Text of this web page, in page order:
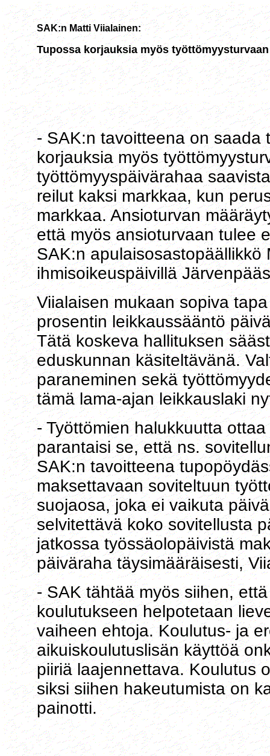
SAK:n Matti Viialainen:
Tupossa korjauksia myös työttömyysturvaan
- SAK:n tavoitteena on saada
korjauksia myös
työttömyyspäivärahaa
reilut kaksi markkaa, kun
markkaa. Ansioturvan
että myös ansioturvaan tulee
SAK:n apulaisosastopäällikkö
ihmisoikeuspäivillä
Viialaisen mukaan sopiva
prosentin leikkaussääntö
Tätä koskeva hallituksen
eduskunnan käsiteltävänä.
paraneminen sekä
tämä lama-ajan leikkauslaki
- Työttömien halukkuutta
parantaisi se, että ns.
SAK:n tavoitteena
maksettavaan soviteltuun
suojaosa, joka ei vaikuta
selvitettävä koko sovitellusta
jatkossa työssäolopäivistä
päiväraha täysimääräisesti,
- SAK tähtää myös siihen,
koulutukseen helpotetaan
vaiheen ehtoja. Koulutus- ja
aikuiskoulutuslisän käyttöä
piiriä laajennettava. Koulutus
siksi siihen hakeutumista on
painotti.